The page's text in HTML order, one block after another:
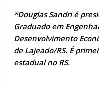
*Douglas Sandri é
Graduado em
Desenvolvimento
de Lajeado/RS. É
estadual no RS.